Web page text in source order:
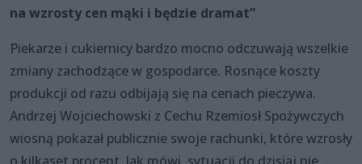
na wzrosty cen mąki i będzie dramat”
Piekarze i cukiernicy bardzo mocno odczuwają wszelkie
zmiany zachodzące w gospodarce. Rosnące koszty
produkcji od razu odbijają się na cenach pieczywa.
Andrzej Wojciechowski z Cechu Rzemiosł Spożywczych
wiosną pokazał publicznie swoje rachunki, które wzrosły